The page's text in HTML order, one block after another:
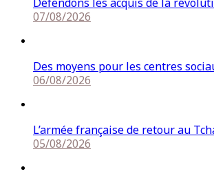
07/08/2026
Des moyens pour les centres
06/08/2026
L’armée française de retour au
05/08/2026